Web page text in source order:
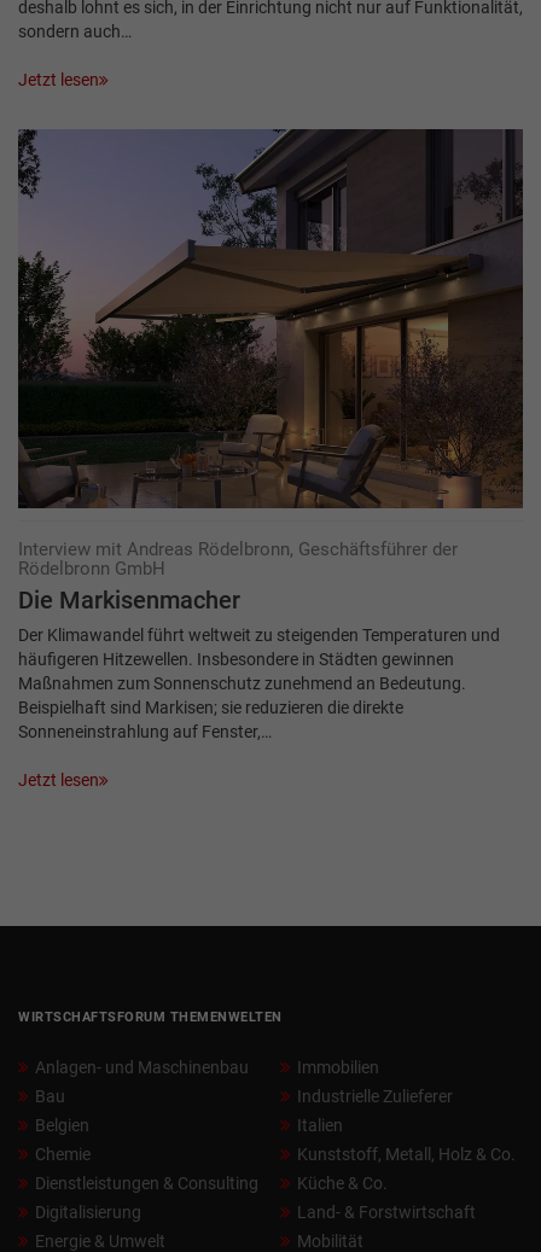
deshalb lohnt es sich, in der Einrichtung nicht nur auf Funktionalität,
sondern auch…
Jetzt lesen
Interview mit Andreas Rödelbronn, Geschäftsführer der
Rödelbronn GmbH
Die Markisenmacher
Der Klimawandel führt weltweit zu steigenden Temperaturen und
häufigeren Hitzewellen. Insbesondere in Städten gewinnen
Maßnahmen zum Sonnenschutz zunehmend an Bedeutung.
Beispielhaft sind Markisen; sie reduzieren die direkte
Sonneneinstrahlung auf Fenster,…
Jetzt lesen
WIRTSCHAFTSFORUM THEMENWELTEN
Anlagen- und Maschinenbau
Bau
Belgien
Chemie
Dienstleistungen & Consulting
Digitalisierung
Energie & Umwelt
Immobilien
Industrielle Zulieferer
Italien
Kunststoff, Metall, Holz & Co.
Küche & Co.
Land- & Forstwirtschaft
Mobilität